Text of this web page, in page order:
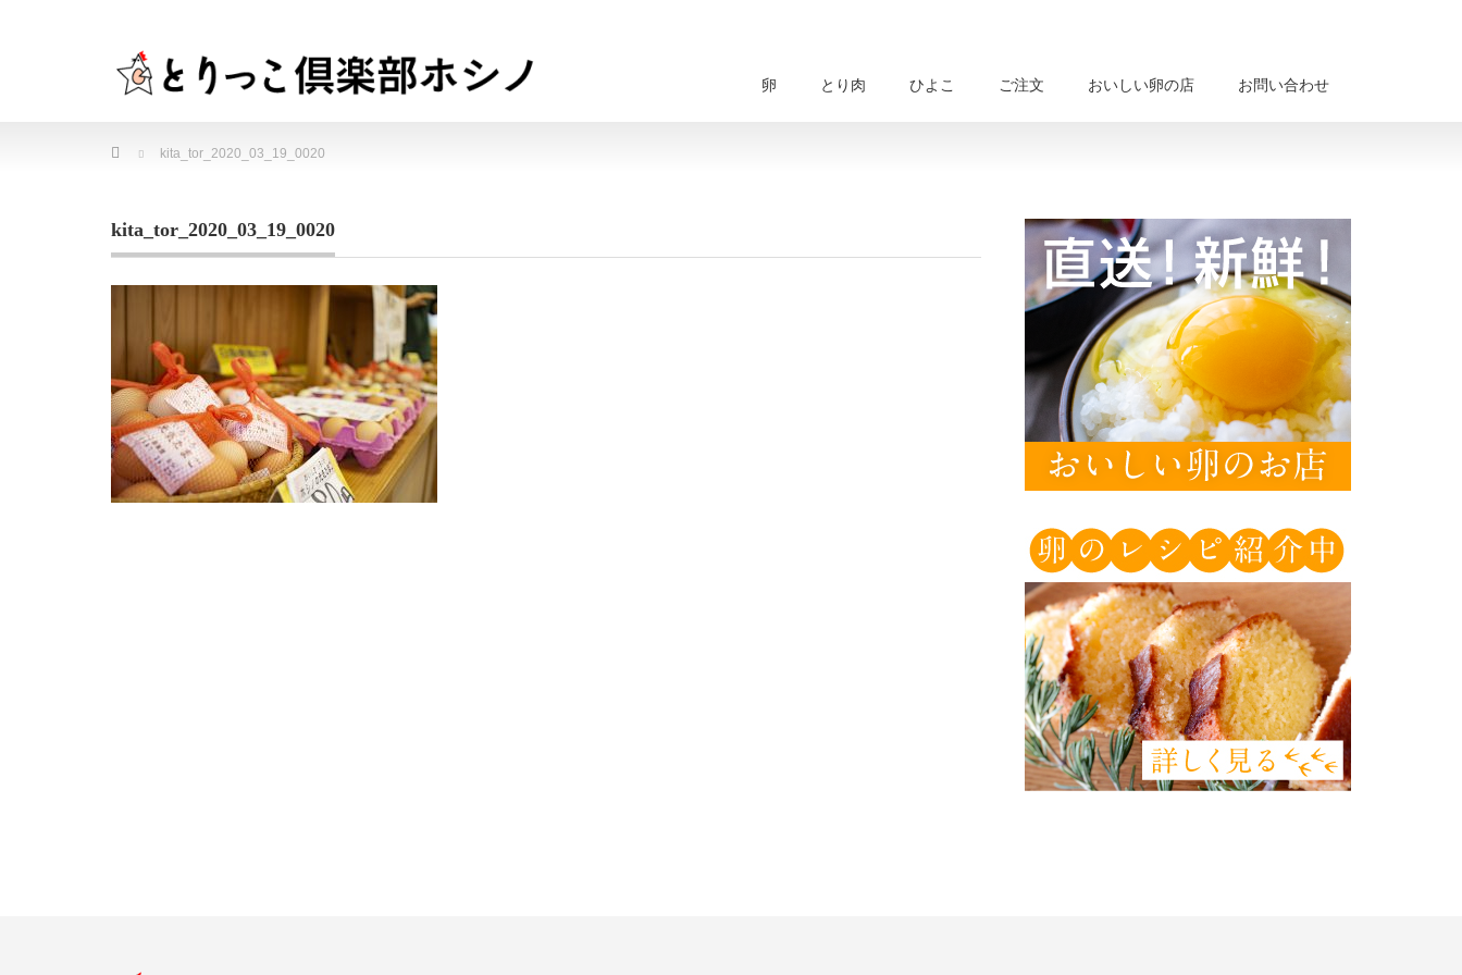
卵 とり肉 ひよこ ご注文 おいしい卵の店 お問い合わせ
Home kita_tor_2020_03_19_0020
kita_tor_2020_03_19_0020